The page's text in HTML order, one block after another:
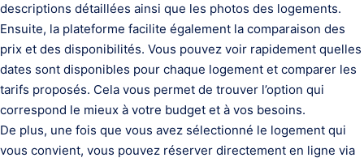
descriptions détaillées ainsi que les photos des logements.
Ensuite, la plateforme facilite également la comparaison des
prix et des disponibilités. Vous pouvez voir rapidement quelles
dates sont disponibles pour chaque logement et comparer les
tarifs proposés. Cela vous permet de trouver l’option qui
correspond le mieux à votre budget et à vos besoins.
De plus, une fois que vous avez sélectionné le logement qui
vous convient, vous pouvez réserver directement en ligne via